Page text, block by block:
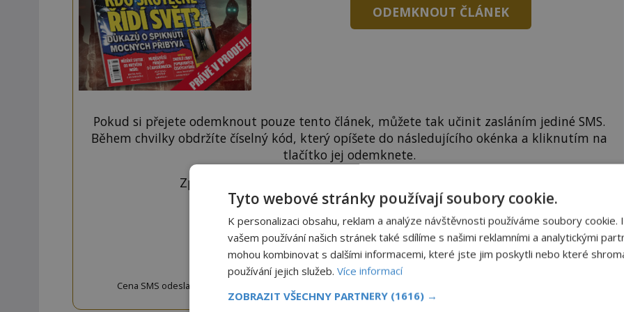
ODEMKNOUT ČLÁNEK
Pokud si přejete odemknout pouze tento článek, můžete tak učinit zasláním jediné SMS.
Během chvilky obdržíte číselný kód, který opíšete do následujícího okénka a kliknutím na
tlačítko jej odemknete.
Zprávu ve tvaru "CTU CLANEK" odešlete na číslo
ODEMKNOUT KÓDEM
Cena SMS odeslané na číslo 9033320 je 20 Kč vč. DPH. Službu technicky zajišťuje Airtoy a.s. Infolinka: 602 777 555,
www.platmobilem.cz
Tyto webové stránky používají soubory cookie.
K personalizaci obsahu, reklam a analýze návštěvnosti používáme soubory cookie.
vašem používání našich stránek také sdílíme s našimi reklamními a analytickými
mohou kombinovat s dalšími informacemi, které jste jim poskytli nebo které
používání jejich služeb. Více informací
ZOBRAZIT VŠECHNY PARTNERY (1616) →